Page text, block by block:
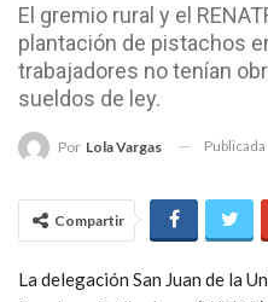
El gremio rural y el
plantación de pistachos
trabajadores no tenían
sueldos de ley.
Por Lola Vargas Publicada
Compartir
La delegación San Juan de la